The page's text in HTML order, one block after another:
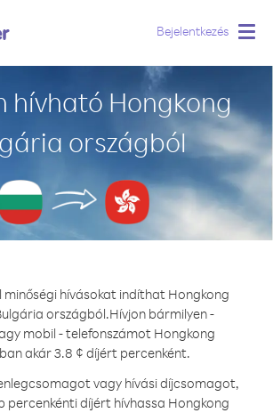
Bejelentkezés
hívható Hongkong
országból
minőségi hívásokat indíthat Hongkong
országból.Hívjon bármilyen -
mobil - telefonszámot Hongkong
akár 3.8 ¢ díjért percenként.
vagy hívási díjcsomagot,
percenkénti díjért hívhassa Hongkong